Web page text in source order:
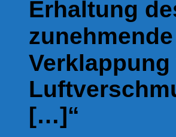
Erhaltung
[…]“